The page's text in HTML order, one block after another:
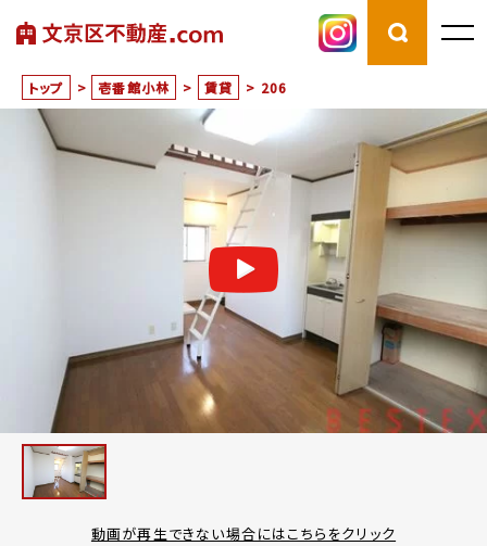
トップ > 壱番館小林 > 賃貸 > 206
動画が再生できない場合にはこちらをクリック